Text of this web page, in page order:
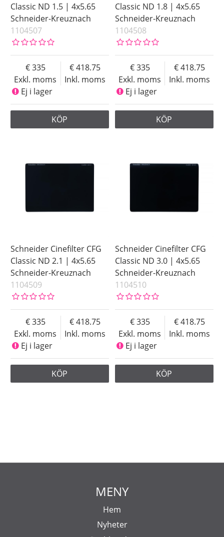
Classic ND 1.5 | 4x5.65
Schneider-Kreuznach
1104507
Exkl. moms
335
Inkl. moms
418.75
Ej i lager
KÖP
Classic ND 1.8 | 4x5.65
Schneider-Kreuznach
1104508
Exkl. moms
335
Inkl. moms
418.75
Ej i lager
KÖP
Schneider Cinefilter CFG
Classic ND 2.1 | 4x5.65
Schneider-Kreuznach
1104509
Exkl. moms
335
Inkl. moms
418.75
Ej i lager
KÖP
Schneider Cinefilter CFG
Classic ND 3.0 | 4x5.65
Schneider-Kreuznach
1104510
Exkl. moms
335
Inkl. moms
418.75
Ej i lager
KÖP
MENY
Hem
Nyheter